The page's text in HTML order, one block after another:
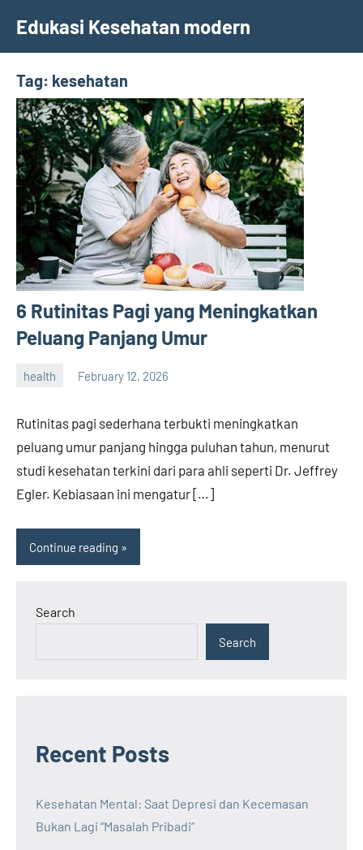
content
Edukasi Kesehatan modern
Tag: kesehatan
6 Rutinitas Pagi yang Meningkatkan
Peluang Panjang Umur
health February 12, 2026
Rutinitas pagi sederhana terbukti meningkatkan
peluang umur panjang hingga puluhan tahun, menurut
studi kesehatan terkini dari para ahli seperti Dr. Jeffrey
Egler. Kebiasaan ini mengatur […]
Continue reading
Search
Search
Recent Posts
Kesehatan Mental: Saat Depresi dan Kecemasan
Bukan Lagi “Masalah Pribadi”